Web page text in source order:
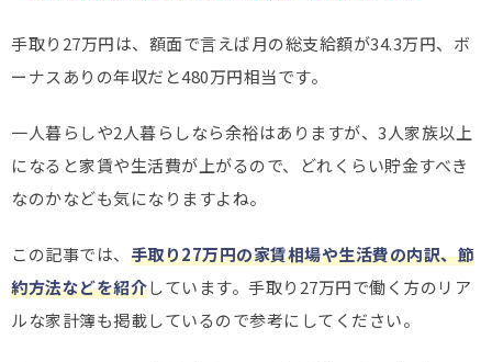
手取り27万円は、額面で言えば月の総支給額が34.3万円、ボ
ーナスありの年収だと480万円相当です。
一人暮らしや2人暮らしなら余裕はありますが、3人家族以上
になると家賃や生活費が上がるので、どれくらい貯金すべき
なのかなども気になりますよね。
この記事では、 手取り27万円の家賃相場や生活費の内訳、節
約方法などを紹介しています。手取り27万円で働く方のリア
ルな家計簿も掲載しているので参考にしてください。